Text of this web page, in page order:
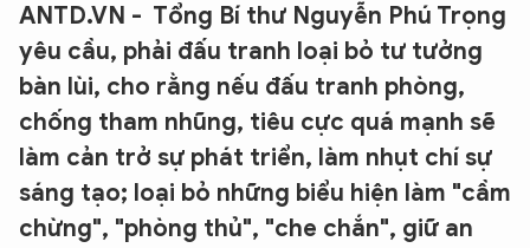
ANTD.VN - Tổng Bí thư Nguyễn Phú Trọng
yêu cầu, phải đấu tranh loại bỏ tư tưởng
bàn lùi, cho rằng nếu đấu tranh phòng,
chống tham nhũng, tiêu cực quá mạnh sẽ
làm cản trở sự phát triển, làm nhụt chí sự
sáng tạo; loại bỏ những biểu hiện làm "cầm
chừng", "phòng thủ", "che chắn", giữ an